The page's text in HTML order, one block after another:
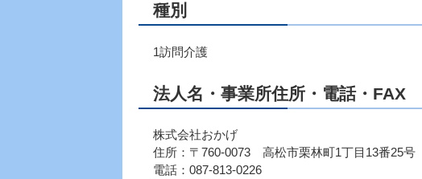
種別
1訪問介護
法人名・事業所住所・電話・FAX
株式会社おかげ
住所：〒760-0073 高松市栗林町1丁目13番25号
電話：087-813-0226